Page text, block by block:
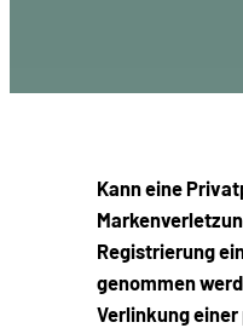
Kann eine
Registrierung
genommen
Verlinkung